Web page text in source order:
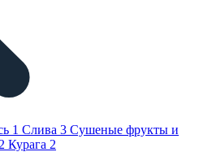
1 Слива 3 Сушеные фрукты и
2 Курага 2